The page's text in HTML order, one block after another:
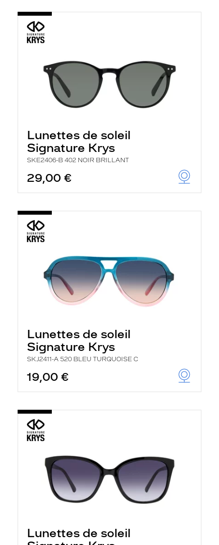
Lunettes de soleil
Signature Krys
SKE2406-B 402 NOIR BRILLANT
29,00 €
Lunettes de soleil
Signature Krys
SKJ2411-A 520 BLEU TURQUOISE C
19,00 €
Lunettes de soleil